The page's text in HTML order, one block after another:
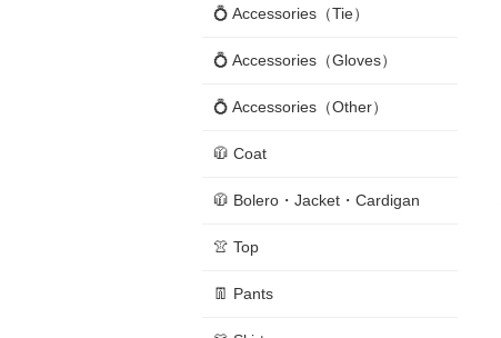
💍 Accessories（Tie）
💍 Accessories（Gloves）
💍 Accessories（Other）
🧥 Coat
🧥 Bolero・Jacket・Cardigan
👚 Top
👖 Pants